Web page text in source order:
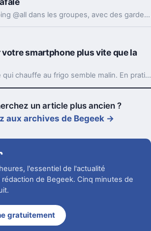
WhatsApp lance le ping @all dans les groupes, avec des garde-fous. Sondages et création de sous-groupes gagnent aussi en souplesse.
smartphone plus vite que la
Mettre un téléphone qui chauffe au frigo semble malin. En pratique, la condensation et le choc thermique peuvent l’abîmer bien plus vite.
un article plus ancien ?
aux archives de Begeek →
l'essentiel de l'actualité
de Begeek. Cinq minutes de
gratuitement